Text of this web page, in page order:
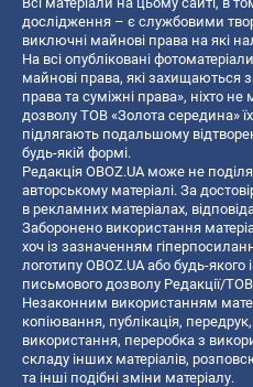
дослідження – є службовими
виключні майнові права на які
На всі опубліковані
майнові права, які захищаються
права та суміжні права», ніхто
дозволу ТОВ «Золота середина»
підлягають подальшому
будь-якій формі.
Редакція OBOZ.UA може не
авторському матеріалі. За
в рекламних матеріалах,
Заборонено використання
хоч із зазначенням
логотипу OBOZ.UA або будь-
письмового дозволу Редакції/
Незаконним використанням
копiювання, публiкацiя,
використання, переробка з
складу інших матеріалів,
та інші подібні зміни матеріалу.